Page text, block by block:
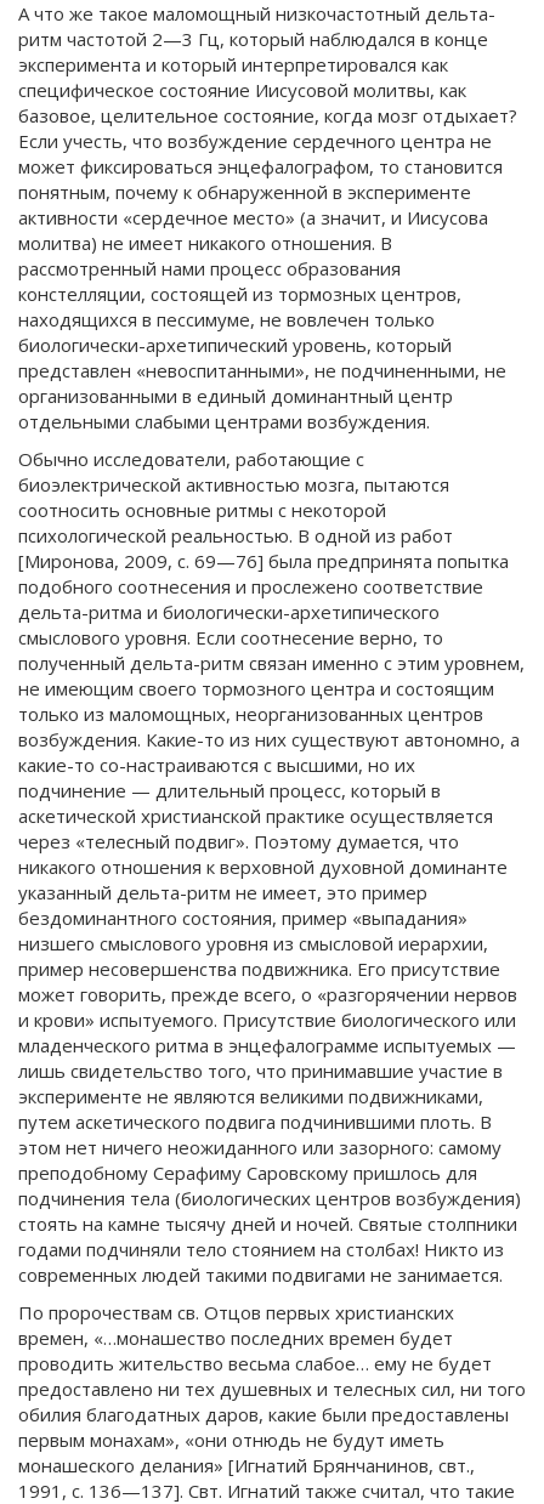
А что же такое маломощный низкочастотный дельта-
ритм частотой 2—3 Гц, который наблюдался в конце
эксперимента и который интерпретировался как
специфическое состояние Иисусовой молитвы, как
базовое, целительное состояние, когда мозг отдыхает?
Если учесть, что возбуждение сердечного центра не
может фиксироваться энцефалографом, то становится
понятным, почему к обнаруженной в эксперименте
активности «сердечное место» (а значит, и Иисусова
молитва) не имеет никакого отношения. В
рассмотренный нами процесс образования
констелляции, состоящей из тормозных центров,
находящихся в пессимуме, не вовлечен только
биологически-архетипический уровень, который
представлен «невоспитанными», не подчиненными, не
организованными в единый доминантный центр
отдельными слабыми центрами возбуждения.
Обычно исследователи, работающие с
биоэлектрической активностью мозга, пытаются
соотносить основные ритмы с некоторой
психологической реальностью. В одной из работ
[Миронова, 2009, с. 69—76] была предпринята попытка
подобного соотнесения и прослежено соответствие
дельта-ритма и биологически-архетипического
смыслового уровня. Если соотнесение верно, то
полученный дельта-ритм связан именно с этим уровнем,
не имеющим своего тормозного центра и состоящим
только из маломощных, неорганизованных центров
возбуждения. Какие-то из них существуют автономно, а
какие-то со-настраиваются с высшими, но их
подчинение — длительный процесс, который в
аскетической христианской практике осуществляется
через «телесный подвиг». Поэтому думается, что
никакого отношения к верховной духовной доминанте
указанный дельта-ритм не имеет, это пример
бездоминантного состояния, пример «выпадания»
низшего смыслового уровня из смысловой иерархии,
пример несовершенства подвижника. Его присутствие
может говорить, прежде всего, о «разгорячении нервов
и крови» испытуемого. Присутствие биологического или
младенческого ритма в энцефалограмме испытуемых —
лишь свидетельство того, что принимавшие участие в
эксперименте не являются великими подвижниками,
путем аскетического подвига подчинившими плоть. В
этом нет ничего неожиданного или зазорного: самому
преподобному Серафиму Саровскому пришлось для
подчинения тела (биологических центров возбуждения)
стоять на камне тысячу дней и ночей. Святые столпники
годами подчиняли тело стоянием на столбах! Никто из
современных людей такими подвигами не занимается.
По пророчествам св. Отцов первых христианских
времен, «…монашество последних времен будет
проводить жительство весьма слабое… ему не будет
предоставлено ни тех душевных и телесных сил, ни того
обилия благодатных даров, какие были предоставлены
первым монахам», «они отнюдь не будут иметь
монашеского делания» [Игнатий Брянчанинов, свт.,
1991, с. 136—137]. Свт. Игнатий также считал, что такие